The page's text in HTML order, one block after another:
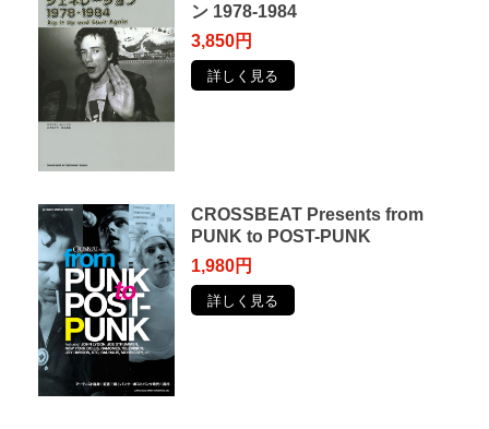
ン 1978-1984
3,850円
詳しく見る
CROSSBEAT Presents from
PUNK to POST-PUNK
1,980円
詳しく見る